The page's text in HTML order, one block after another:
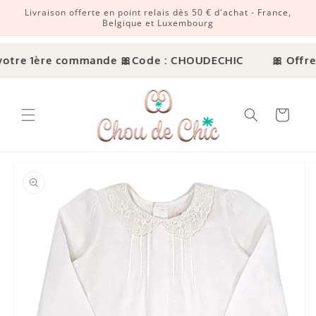
et passer au contenu
Livraison offerte en point relais dès 50 € d'achat - France,
Belgique et Luxembourg
1ère commande 🎀 Code : CHOUDECHIC 🎀 Offre
Panier
informations produits